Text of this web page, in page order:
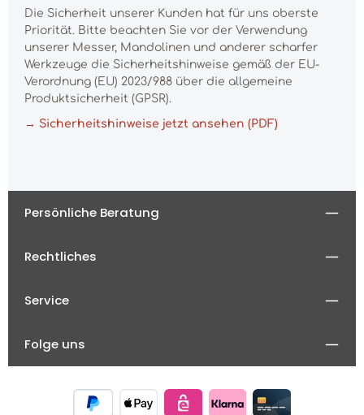
Die Sicherheit unserer Kunden hat für uns oberste
Priorität. Bitte beachten Sie vor der Verwendung
unserer Messer, Mandolinen und anderer scharfer
Werkzeuge die Sicherheitshinweise gemäß der EU-
Verordnung (EU) 2023/988 über die allgemeine
Produktsicherheit (GPSR).
→ Sicherheitshinweise jetzt ansehen (PDF)
Persönliche Beratung
Rechtliches
Service
Folge uns